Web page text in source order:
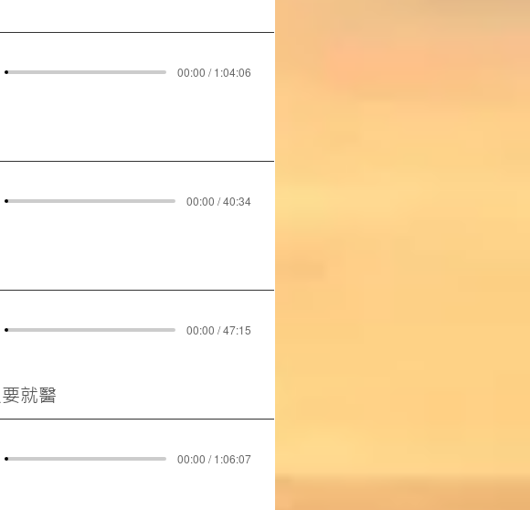
00:00 / 1:04:06
00:00 / 40:34
00:00 / 47:15
就醫
00:00 / 1:06:07